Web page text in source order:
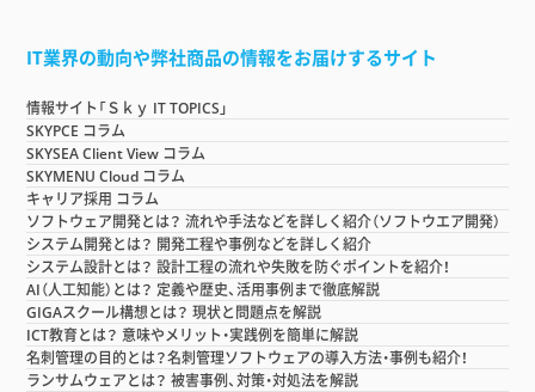
IT業界の動向や弊社商品の情報をお届けするサイト
情報サイト「Ｓｋｙ IT TOPICS」
SKYPCE コラム
SKYSEA Client View コラム
SKYMENU Cloud コラム
キャリア採用 コラム
ソフトウェア開発とは？ 流れや手法などを詳しく紹介（ソフトウエア開発）
システム開発とは？ 開発工程や事例などを詳しく紹介
システム設計とは？ 設計工程の流れや失敗を防ぐポイントを紹介！
AI（人工知能）とは？ 定義や歴史、活用事例まで徹底解説
GIGAスクール構想とは？ 現状と問題点を解説
ICT教育とは？ 意味やメリット・実践例を簡単に解説
名刺管理の目的とは？名刺管理ソフトウェアの導入方法・事例も紹介！
ランサムウェアとは？ 被害事例、対策・対処法を解説